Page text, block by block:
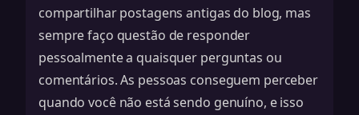
compartilhar postagens antigas do blog, mas
sempre faço questão de responder
pessoalmente a quaisquer perguntas ou
comentários. As pessoas conseguem perceber
quando você não está sendo genuíno, e isso